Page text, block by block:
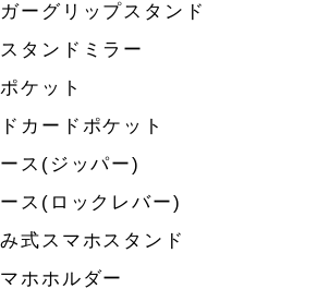
ーグリップスタンド
タンドミラー
ケット
カードポケット
ス(ジッパー)
ス(ロックレバー)
式スマホスタンド
ホホルダー